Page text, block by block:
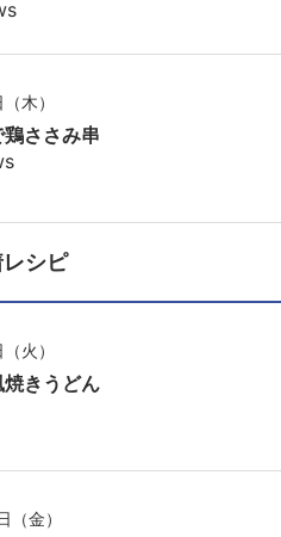
木）
ささみ串
シピ
火）
きうどん
金）